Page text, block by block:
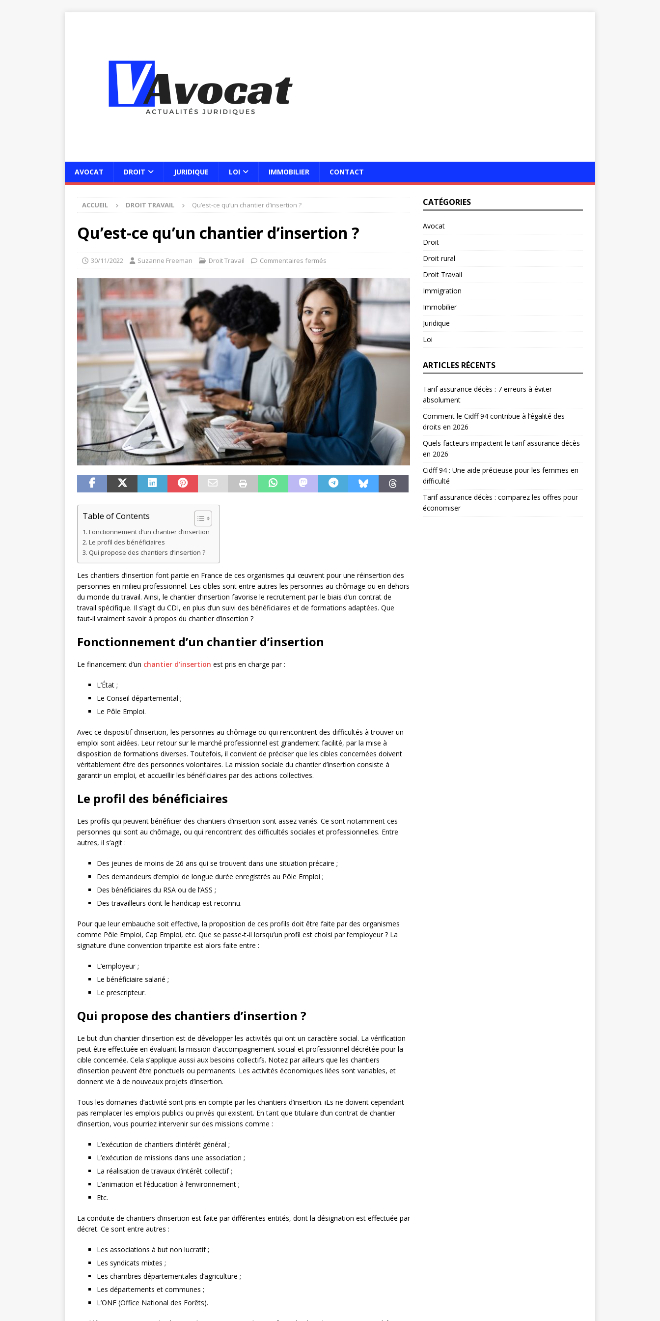
AVOCAT DROIT JURIDIQUE LOI IMMOBILIER CONTACT
ACCUEIL DROIT TRAVAIL Qu’est-ce qu’un chantier d’insertion ?
Qu’est-ce qu’un chantier d’insertion ?
30/11/2022 Suzanne Freeman Droit Travail Commentaires fermés
Table of Contents
Fonctionnement d’un chantier d’insertion
Le profil des bénéficiaires
Qui propose des chantiers d’insertion ?
Les chantiers d’insertion font partie en France de ces organismes qui œuvrent pour une réinsertion des
personnes en milieu professionnel. Les cibles sont entre autres les personnes au chômage ou en dehors
du monde du travail. Ainsi, le chantier d’insertion favorise le recrutement par le biais d’un contrat de
travail spécifique. Il s’agit du CDI, en plus d’un suivi des bénéficiaires et de formations adaptées. Que
faut-il vraiment savoir à propos du chantier d’insertion ?
Fonctionnement d’un chantier d’insertion
Le financement d’un chantier d’insertion est pris en charge par :
L’État ;
Le Conseil départemental ;
Le Pôle Emploi.
Avec ce dispositif d’insertion, les personnes au chômage ou qui rencontrent des difficultés à trouver un
emploi sont aidées. Leur retour sur le marché professionnel est grandement facilité, par la mise à
disposition de formations diverses. Toutefois, il convient de préciser que les cibles concernées doivent
véritablement être des personnes volontaires. La mission sociale du chantier d’insertion consiste à
garantir un emploi, et accueillir les bénéficiaires par des actions collectives.
Le profil des bénéficiaires
Les profils qui peuvent bénéficier des chantiers d’insertion sont assez variés. Ce sont notamment ces
personnes qui sont au chômage, ou qui rencontrent des difficultés sociales et professionnelles. Entre
autres, il s’agit :
Des jeunes de moins de 26 ans qui se trouvent dans une situation précaire ;
Des demandeurs d’emploi de longue durée enregistrés au Pôle Emploi ;
Des bénéficiaires du RSA ou de l’ASS ;
Des travailleurs dont le handicap est reconnu.
Pour que leur embauche soit effective, la proposition de ces profils doit être faite par des organismes
comme Pôle Emploi, Cap Emploi, etc. Que se passe-t-il lorsqu’un profil est choisi par l’employeur ? La
signature d’une convention tripartite est alors faite entre :
L’employeur ;
Le bénéficiaire salarié ;
Le prescripteur.
Qui propose des chantiers d’insertion ?
Le but d’un chantier d’insertion est de développer les activités qui ont un caractère social. La vérification
peut être effectuée en évaluant la mission d’accompagnement social et professionnel décrétée pour la
cible concernée. Cela s’applique aussi aux besoins collectifs. Notez par ailleurs que les chantiers
d’insertion peuvent être ponctuels ou permanents. Les activités économiques liées sont variables, et
donnent vie à de nouveaux projets d’insertion.
Tous les domaines d’activité sont pris en compte par les chantiers d’insertion. iLs ne doivent cependant
pas remplacer les emplois publics ou privés qui existent. En tant que titulaire d’un contrat de chantier
d’insertion, vous pourriez intervenir sur des missions comme :
L’exécution de chantiers d’intérêt général ;
L’exécution de missions dans une association ;
La réalisation de travaux d’intérêt collectif ;
L’animation et l’éducation à l’environnement ;
Etc.
La conduite de chantiers d’insertion est faite par différentes entités, dont la désignation est effectuée par
décret. Ce sont entre autres :
Les associations à but non lucratif ;
Les syndicats mixtes ;
Les chambres départementales d’agriculture ;
Les départements et communes ;
L’ONF (Office National des Forêts).
CATÉGORIES
Avocat
Droit
Droit rural
Droit Travail
Immigration
Immobilier
Juridique
Loi
ARTICLES RÉCENTS
Tarif assurance décès : 7 erreurs à éviter
absolument
Comment le Cidff 94 contribue à l’égalité des
droits en 2026
Quels facteurs impactent le tarif assurance décès
en 2026
Cidff 94 : Une aide précieuse pour les femmes en
difficulté
Tarif assurance décès : comparez les offres pour
économiser